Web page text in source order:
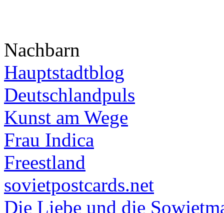
Nachbarn
Hauptstadtblog
Deutschlandpuls
Kunst am Wege
Frau Indica
Freestland
sovietpostcards.net
Die Liebe und die